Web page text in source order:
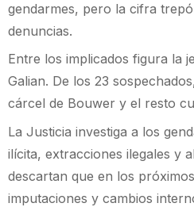
gendarmes, pero la cifra
denuncias.
Entre los implicados figura la
Galian. De los 23
cárcel de Bouwer y el resto
La Justicia investiga a los
ilícita, extracciones ilegales y
descartan que en los
imputaciones y cambios